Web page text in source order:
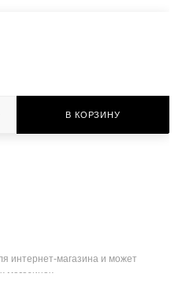
В КОРЗИНУ
интернет-магазина и может
магазинах